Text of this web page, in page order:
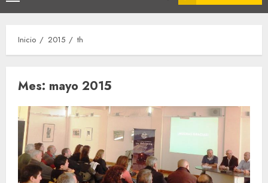
principal
Inicio 2015 th
Mes: mayo 2015